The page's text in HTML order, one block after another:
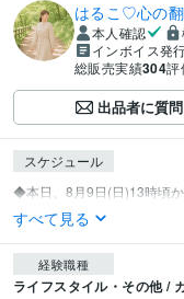
はるこ♡心の
本人確認
インボイス発
総販売実績304評
出品者に質問
スケジュール
すべて見る
経験職種
ライフスタイル・その他 /